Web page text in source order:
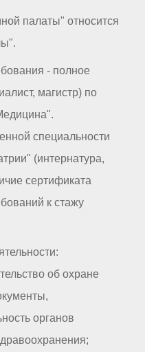
палаты" относится
- полное
магистр) по
специальности
(интернатура,
сертификата
к стажу
об охране
органов